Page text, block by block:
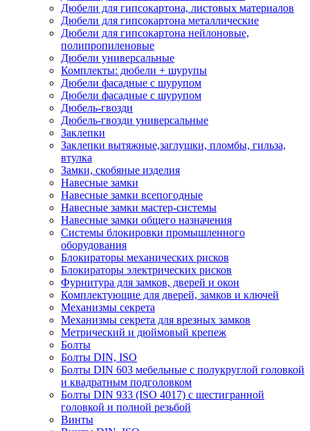
Дюбели для гипсокартона, листовых материалов
Дюбели для гипсокартона металлические
Дюбели для гипсокартона нейлоновые,
полипропиленовые
Дюбели универсальные
Комплекты: дюбели + шурупы
Дюбели фасадные с шурупом
Дюбели фасадные с шурупом
Дюбель-гвозди
Дюбель-гвозди универсальные
Заклепки
Заклепки вытяжные,заглушки, пломбы, гильза,
втулка
Замки, скобяные изделия
Навесные замки
Навесные замки всепогодные
Навесные замки мастер-системы
Навесные замки общего назначения
Системы блокировки промышленного
оборудования
Блокираторы механических рисков
Блокираторы электрических рисков
Фурнитура для замков, дверей и окон
Комплектующие для дверей, замков и ключей
Механизмы секрета
Механизмы секрета для врезных замков
Метрический и дюймовый крепеж
Болты
Болты DIN, ISO
Болты DIN 603 мебельные с полукруглой головкой
и квадратным подголовком
Болты DIN 933 (ISO 4017) с шестигранной
головкой и полной резьбой
Винты